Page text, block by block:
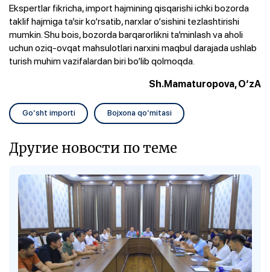
Ekspertlar fikricha, import hajmining qisqarishi ichki bozorda
taklif hajmiga ta’sir ko‘rsatib, narxlar o‘sishini tezlashtirishi
mumkin. Shu bois, bozorda barqarorlikni ta’minlash va aholi
uchun oziq-ovqat mahsulotlari narxini maqbul darajada ushlab
turish muhim vazifalardan biri bo‘lib qolmoqda.
Sh.Mamaturopova, O‘zA
Go‘sht importi Bojxona qo‘mitasi
Другие новости по теме